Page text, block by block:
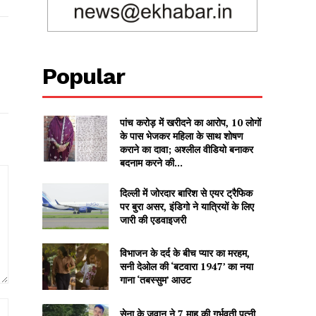
Website:
Popular
पांच करोड़ में खरीदने का आरोप, 10 लोगों
के पास भेजकर महिला के साथ शोषण
कराने का दावा; अश्लील वीडियो बनाकर
बदनाम करने की...
दिल्ली में जोरदार बारिश से एयर ट्रैफिक
पर बुरा असर, इंडिगो ने यात्रियों के लिए
जारी की एडवाइजरी
विभाजन के दर्द के बीच प्यार का मरहम,
सनी देओल की ‘बटवारा 1947’ का नया
गाना ‘तबस्सुम’ आउट